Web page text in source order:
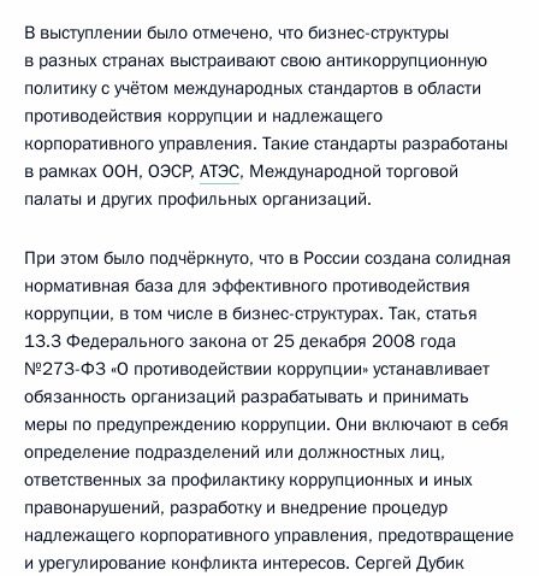
В выступлении было отмечено, что бизнес-структуры
в разных странах выстраивают свою антикоррупционную
политику с учётом международных стандартов в области
противодействия коррупции и надлежащего
корпоративного управления. Такие стандарты разработаны
в рамках ООН, ОЭСР, АТЭС, Международной торговой
палаты и других профильных организаций.
При этом было подчёркнуто, что в России создана солидная
нормативная база для эффективного противодействия
коррупции, в том числе в бизнес-структурах. Так, статья
13.3 Федерального закона от 25 декабря 2008 года
№273-Ф3 «О противодействии коррупции» устанавливает
обязанность организаций разрабатывать и принимать
меры по предупреждению коррупции. Они включают в себя
определение подразделений или должностных лиц,
ответственных за профилактику коррупционных и иных
правонарушений, разработку и внедрение процедур
надлежащего корпоративного управления, предотвращение
и урегулирование конфликта интересов. Сергей Дубик